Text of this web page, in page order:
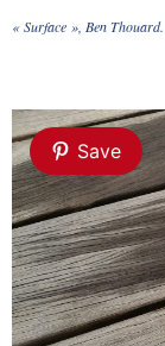
« Surface », Ben Thouard.
Save